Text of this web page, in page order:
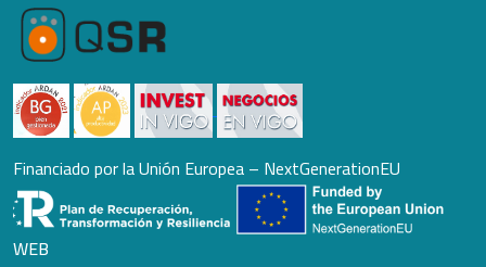
Financiado por la Unión Europea – NextGenerationEU
WEB